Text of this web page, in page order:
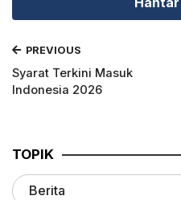
PREVIOUS
Syarat Terkini Masuk
Indonesia 2026
TOPIK
Berita